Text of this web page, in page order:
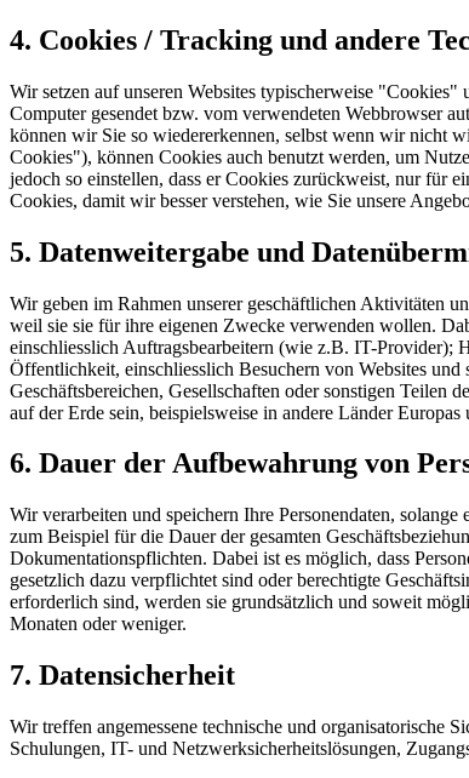
4. Cookies / Tracking und andere
Wir setzen auf unseren Websites typischerweise
Computer gesendet bzw. vom verwendeten Webbrowser
können wir Sie so wiedererkennen, selbst wenn wir nicht
Cookies"), können Cookies auch benutzt werden, um
jedoch so einstellen, dass er Cookies zurückweist, nur für
Cookies, damit wir besser verstehen, wie Sie unsere
5. Datenweitergabe und
Wir geben im Rahmen unserer geschäftlichen Aktivitäten
weil sie sie für ihre eigenen Zwecke verwenden wollen.
einschliesslich Auftragsbearbeitern (wie z.B. IT-Provider);
Öffentlichkeit, einschliesslich Besuchern von Websites
Geschäftsbereichen, Gesellschaften oder sonstigen Teilen
auf der Erde sein, beispielsweise in andere Länder
6. Dauer der Aufbewahrung von
Wir verarbeiten und speichern Ihre Personendaten,
zum Beispiel für die Dauer der gesamten
Dokumentationspflichten. Dabei ist es möglich, dass
gesetzlich dazu verpflichtet sind oder berechtigte
erforderlich sind, werden sie grundsätzlich und soweit
Monaten oder weniger.
7. Datensicherheit
Wir treffen angemessene technische und organisatorische
Schulungen, IT- und Netzwerksicherheitslösungen,